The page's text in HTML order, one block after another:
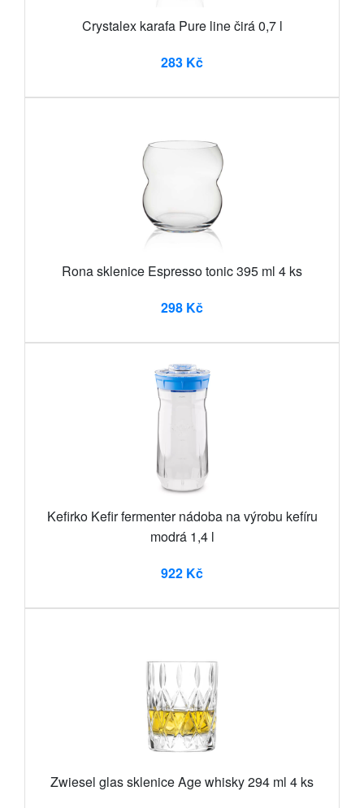
Crystalex karafa Pure line čirá 0,7 l
283 Kč
Rona sklenice Espresso tonic 395 ml 4 ks
298 Kč
Kefirko Kefir fermenter nádoba na výrobu kefíru
modrá 1,4 l
922 Kč
Zwiesel glas sklenice Age whisky 294 ml 4 ks